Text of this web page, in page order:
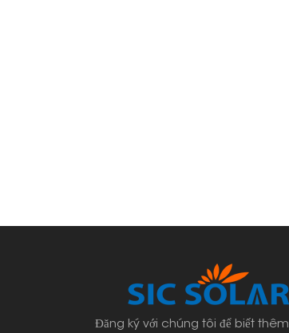
Đăng ký với chúng tôi để biết thêm